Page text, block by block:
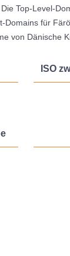
Top-Level-
Domains für
von Dänische
ISO